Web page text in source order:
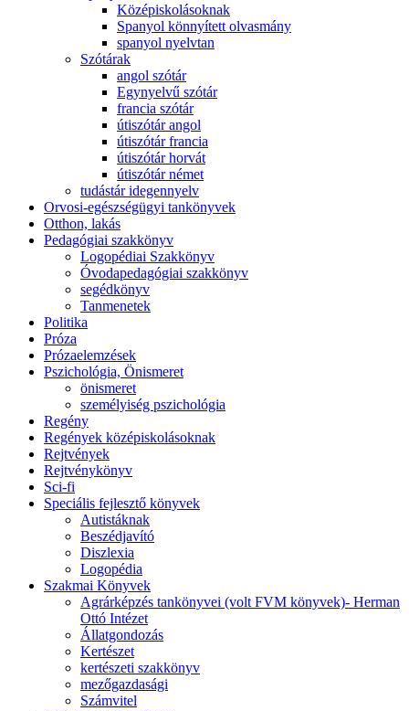
Középiskolásoknak
Spanyol könnyített olvasmány
spanyol nyelvtan
Szótárak
angol szótár
Egynyelvű szótár
francia szótár
útiszótár angol
útiszótár francia
útiszótár horvát
útiszótár német
tudástár idegennyelv
Orvosi-egészségügyi tankönyvek
Otthon, lakás
Pedagógiai szakkönyv
Logopédiai Szakkönyv
Óvodapedagógiai szakkönyv
segédkönyv
Tanmenetek
Politika
Próza
Prózaelemzések
Pszichológia, Önismeret
önismeret
személyiség pszichológia
Regény
Regények középiskolásoknak
Rejtvények
Rejtvénykönyv
Sci-fi
Speciális fejlesztő könyvek
Autistáknak
Beszédjavító
Diszlexia
Logopédia
Szakmai Könyvek
Agrárképzés tankönyvei (volt FVM könyvek)- Herman
Ottó Intézet
Állatgondozás
Kertészet
kertészeti szakkönyv
mezőgazdasági
Számvitel